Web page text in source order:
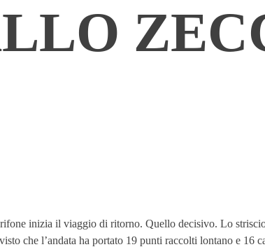
inizia il viaggio di ritorno. Quello decisivo. Lo
che l’andata ha portato 19 punti raccolti lontano e